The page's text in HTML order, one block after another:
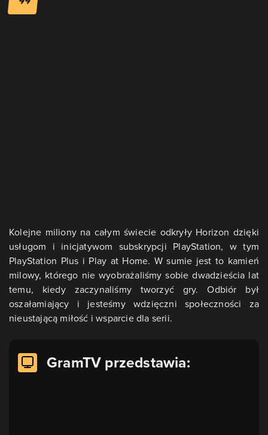
Kolejne miliony na całym świecie odkryły Horizon dzięki
usługom i inicjatywom subskrypcji PlayStation, w tym
PlayStation Plus i Play at Home. W sumie jest to kamień
milowy, którego nie wyobrażaliśmy sobie dwadzieścia lat
temu, kiedy zaczynaliśmy tworzyć gry. Odbiór był
oszałamiający i jesteśmy wdzięczni społeczności za
nieustającą miłość i wsparcie dla serii.
GramTV przedstawia: